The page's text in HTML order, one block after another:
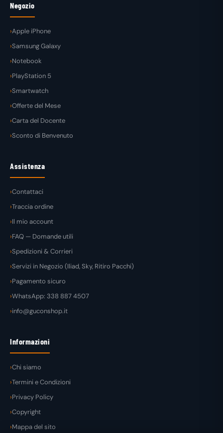
Negozio
Apple iPhone
Samsung Galaxy
Notebook
PlayStation 5
Smartwatch
Offerte del Mese
Carta del Docente
Sconto di Benvenuto
Assistenza
Contattaci
Traccia ordine
Il mio account
FAQ — Domande utili
Spedizioni & Corrieri
Servizi in Negozio (Iliad, Sky, Ritiro Pacchi)
Pagamento sicuro
WhatsApp: 338 887 4507
info@guconshop.it
Informazioni
Chi siamo
Termini e Condizioni
Privacy Policy
Copyright
Mappa del sito